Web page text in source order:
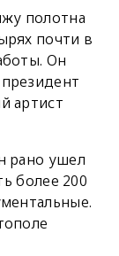
полотна
почти в
Он
артист
рано ушел
более 200